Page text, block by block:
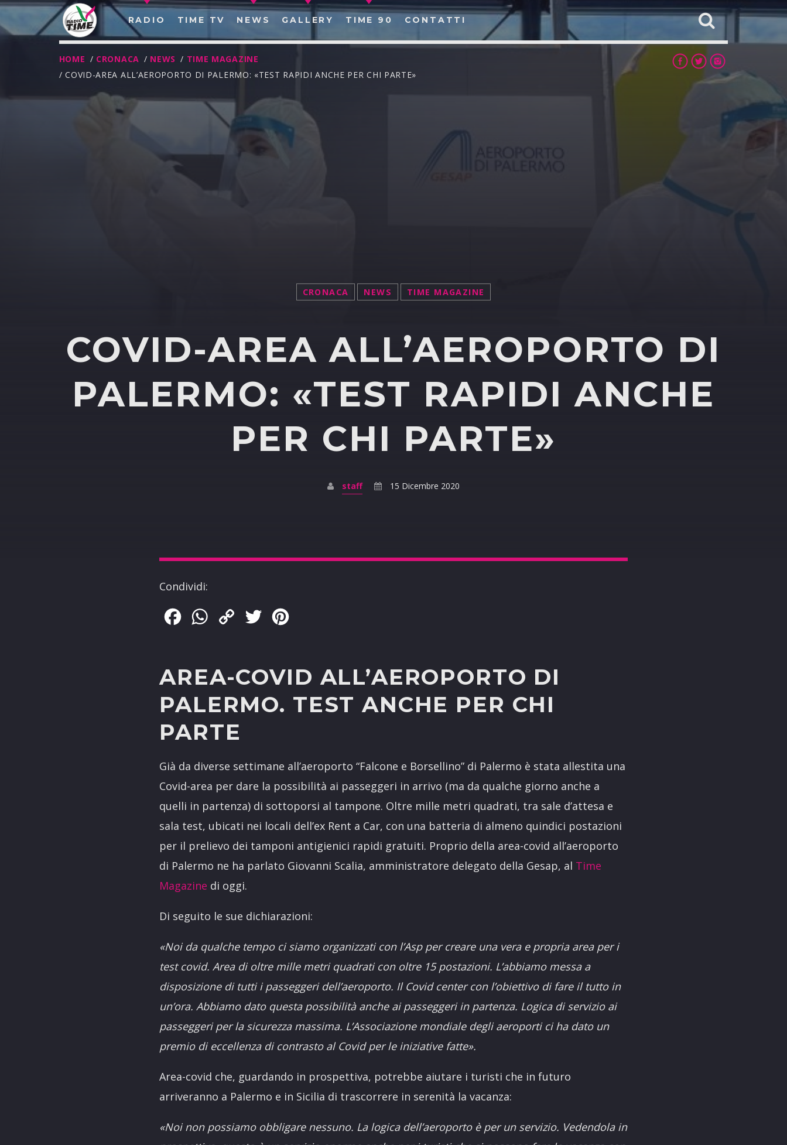
RADIO TIME TV NEWS GALLERY TIME 90 CONTATTI
CERCA NEL SITO WEB:
HOME / CRONACA / NEWS / TIME MAGAZINE
/ COVID-AREA ALL’AEROPORTO DI PALERMO: «TEST RAPIDI ANCHE PER CHI PARTE»
CRONACA NEWS TIME MAGAZINE
COVID-AREA ALL’AEROPORTO DI
PALERMO: «TEST RAPIDI ANCHE
PER CHI PARTE»
staff 15 Dicembre 2020
Condividi:
FacebookWhatsApp
Copy
Twitter
AREA-COVID ALL’AEROPORTO DI
PALERMO. TEST ANCHE PER CHI
PARTE
Già da diverse settimane all’aeroporto “Falcone e Borsellino” di Palermo è stata allestita una
Covid-area per dare la possibilità ai passeggeri in arrivo (ma da qualche giorno anche a
quelli in partenza) di sottoporsi al tampone. Oltre mille metri quadrati, tra sale d’attesa e
sala test, ubicati nei locali dell’ex Rent a Car, con una batteria di almeno quindici postazioni
per il prelievo dei tamponi antigienici rapidi gratuiti. Proprio della area-covid all’aeroporto
di Palermo ne ha parlato Giovanni Scalia, amministratore delegato della Gesap, al Time
Magazine di oggi.
Di seguito le sue dichiarazioni:
«Noi da qualche tempo ci siamo organizzati con l’Asp per creare una vera e propria area per i
test covid. Area di oltre mille metri quadrati con oltre 15 postazioni. L’abbiamo messa a
disposizione di tutti i passeggeri dell’aeroporto. Il Covid center con l’obiettivo di fare il tutto in
un’ora. Abbiamo dato questa possibilità anche ai passeggeri in partenza. Logica di servizio ai
passeggeri per la sicurezza massima. L’Associazione mondiale degli aeroporti ci ha dato un
premio di eccellenza di contrasto al Covid per le iniziative fatte».
Area-covid che, guardando in prospettiva, potrebbe aiutare i turisti che in futuro
arriveranno a Palermo e in Sicilia di trascorrere in serenità la vacanza:
«Noi non possiamo obbligare nessuno. La logica dell’aeroporto è per un servizio. Vedendola in